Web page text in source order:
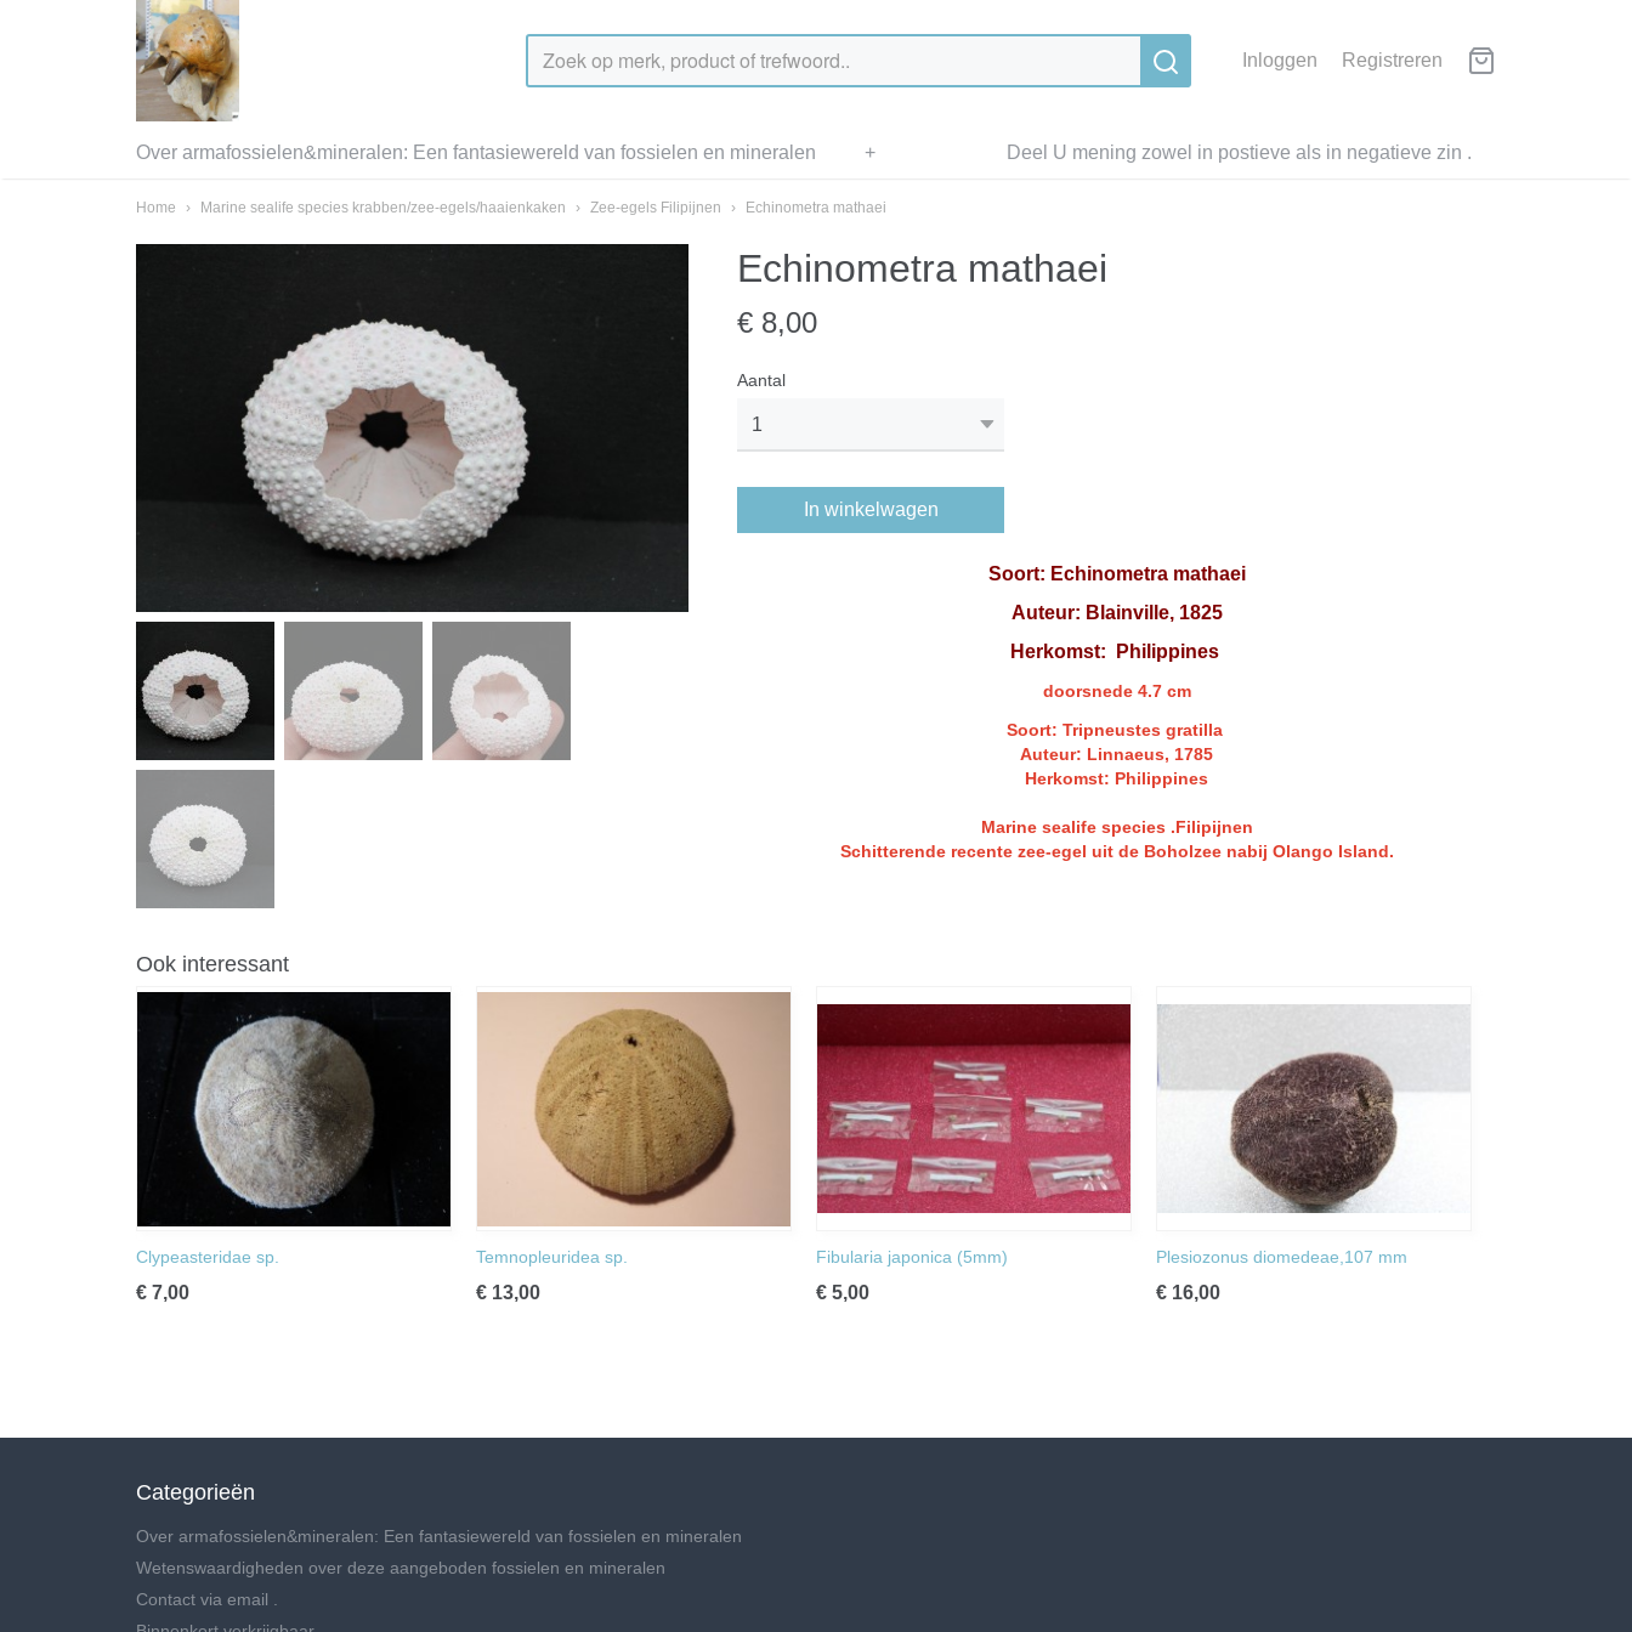
Inloggen Registreren
Deel U mening zowel in postieve als in negatieve zin .
Over armafossielen&mineralen: Een fantasiewereld van fossielen en mineralen +
Home › Marine sealife species krabben/zee-egels/haaienkaken › Zee-egels Filipijnen › Echinometra mathaei
Echinometra mathaei
€ 8,00
Aantal
In winkelwagen
Soort: Echinometra mathaei
Auteur: Blainville, 1825
Herkomst: Philippines
doorsnede 4.7 cm
Soort: Tripneustes gratilla
Auteur: Linnaeus, 1785
Herkomst: Philippines
Marine sealife species .Filipijnen
Schitterende recente zee-egel uit de Boholzee nabij Olango Island.
Ook interessant
Clypeasteridae sp.
€ 7,00
Temnopleuridea sp.
€ 13,00
Fibularia japonica (5mm)
€ 5,00
Plesiozonus diomedeae,107 mm
€ 16,00
Categorieën
Over armafossielen&mineralen: Een fantasiewereld van fossielen en mineralen
Wetenswaardigheden over deze aangeboden fossielen en mineralen
Contact via email .